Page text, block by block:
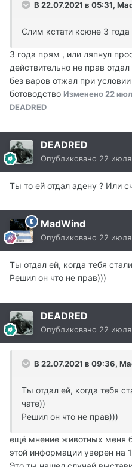
В 22.07.2021 в 05:31,
Слим кстати ксюне 3 года
3 года прям , или ляпнул
действительно не прав
без варов отжал при
ботоводство Изменено 22
DEADRED
DEADRED
Опубликовано 22
Ты то ей отдал адену ? Или
MadWind
Опубликовано 22
Ты отдал ей, когда тебя
Решил он что не прав)))
DEADRED
Опубликовано 22
В 22.07.2021 в 09:36,
Ты отдал ей, когда тебя
чате))
Решил он что не прав)))
ещё мнение животных меня
этой информации уверен на